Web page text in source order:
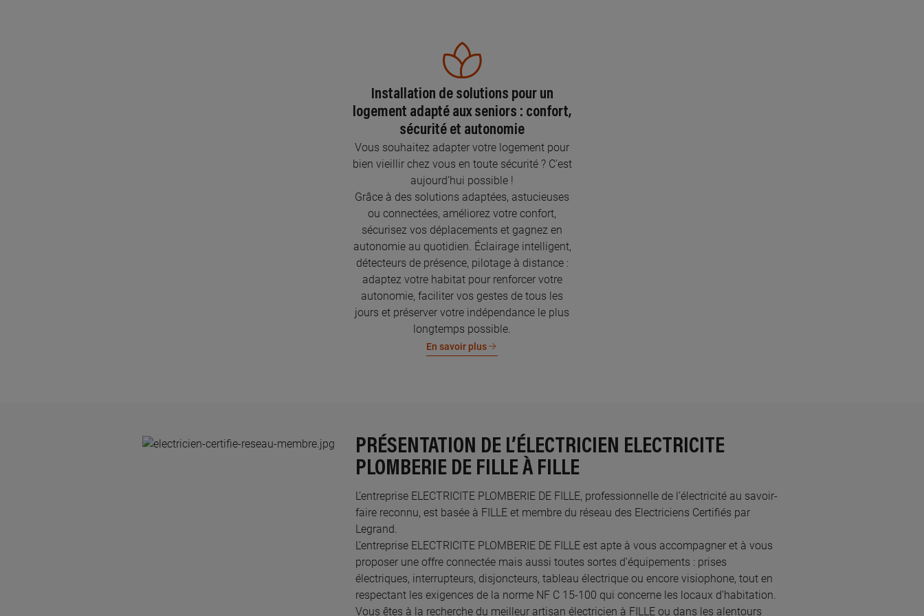
Installation de solutions pour un
logement adapté aux seniors : confort,
sécurité et autonomie
Vous souhaitez adapter votre logement pour
bien vieillir chez vous en toute sécurité ? C’est
aujourd’hui possible !
Grâce à des solutions adaptées, astucieuses
ou connectées, améliorez votre confort,
sécurisez vos déplacements et gagnez en
autonomie au quotidien. Éclairage intelligent,
détecteurs de présence, pilotage à distance :
adaptez votre habitat pour renforcer votre
autonomie, faciliter vos gestes de tous les
jours et préserver votre indépendance le plus
longtemps possible.
En savoir plus
PRÉSENTATION DE L’ÉLECTRICIEN ELECTRICITE
PLOMBERIE DE FILLE À FILLE
L’entreprise ELECTRICITE PLOMBERIE DE FILLE, professionnelle de l’électricité au savoir-
faire reconnu, est basée à FILLE et membre du réseau des Electriciens Certifiés par
Legrand.​
L’entreprise ELECTRICITE PLOMBERIE DE FILLE est apte à vous accompagner et à vous
proposer une offre connectée mais aussi toutes sortes d'équipements : prises
électriques, interrupteurs, disjoncteurs, tableau électrique ou encore visiophone, tout en
respectant les exigences de la norme NF C 15-100 qui concerne les locaux d’habitation.
Vous êtes à la recherche du meilleur artisan électricien à FILLE ou dans les alentours